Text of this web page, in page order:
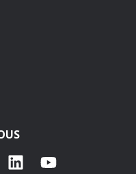
LinkedInYouTube